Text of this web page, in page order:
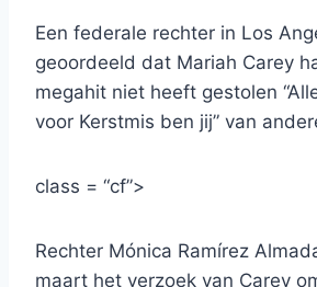
Een federale rechter in Los
geoordeeld dat Mariah Carey
megahit niet heeft gestolen
voor Kerstmis ben jij” van
class = “cf”>
Rechter Mónica Ramírez
maart het verzoek van Carey